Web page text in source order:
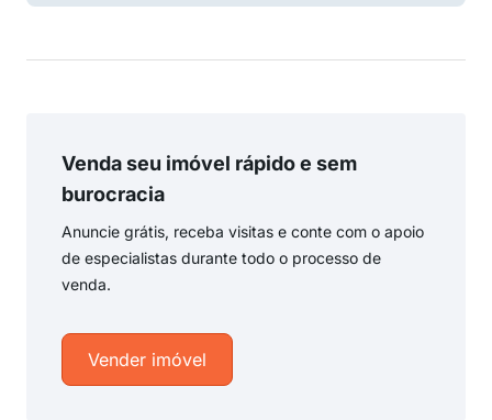
Venda seu imóvel rápido e sem
burocracia
Anuncie grátis, receba visitas e conte com o apoio
de especialistas durante todo o processo de
venda.
Vender imóvel